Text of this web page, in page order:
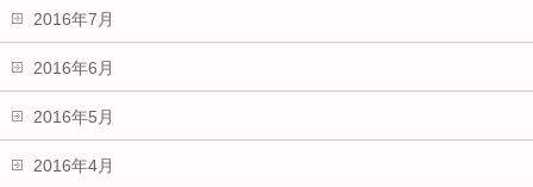
2016年7月
2016年6月
2016年5月
2016年4月